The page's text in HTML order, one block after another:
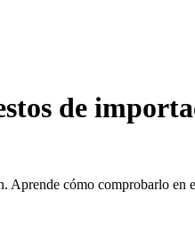
de
cómo comprobarlo en